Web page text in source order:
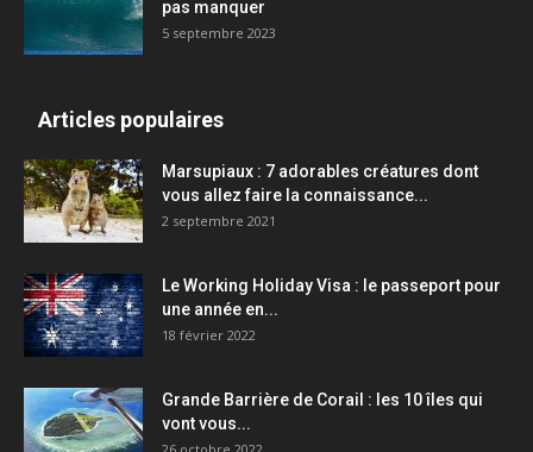
pas manquer
5 septembre 2023
Articles populaires
Marsupiaux : 7 adorables créatures dont
vous allez faire la connaissance...
2 septembre 2021
Le Working Holiday Visa : le passeport pour
une année en...
18 février 2022
Grande Barrière de Corail : les 10 îles qui
vont vous...